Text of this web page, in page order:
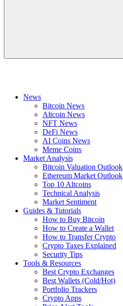
News
Bitcoin News
Altcoin News
NFT News
DeFi News
AI Coins News
Meme Coins
Market Analysis
Bitcoin Valuation Outlook
Ethereum Market Outlook
Top 10 Altcoins
Technical Analysis
Market Sentiment
Guides & Tutorials
How to Buy Bitcoin
How to Create a Wallet
How to Transfer Crypto
Crypto Taxes Explained
Security Tips
Tools & Resources
Best Crypto Exchanges
Best Wallets (Cold/Hot)
Portfolio Trackers
Crypto Apps